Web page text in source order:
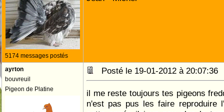
5174 messages postés
ayrton
bouvreuil
Pigeon de Platine
Posté le 19-01-2012 à
il me reste toujours tes pigeons
n'est pas pus les faire reproduire